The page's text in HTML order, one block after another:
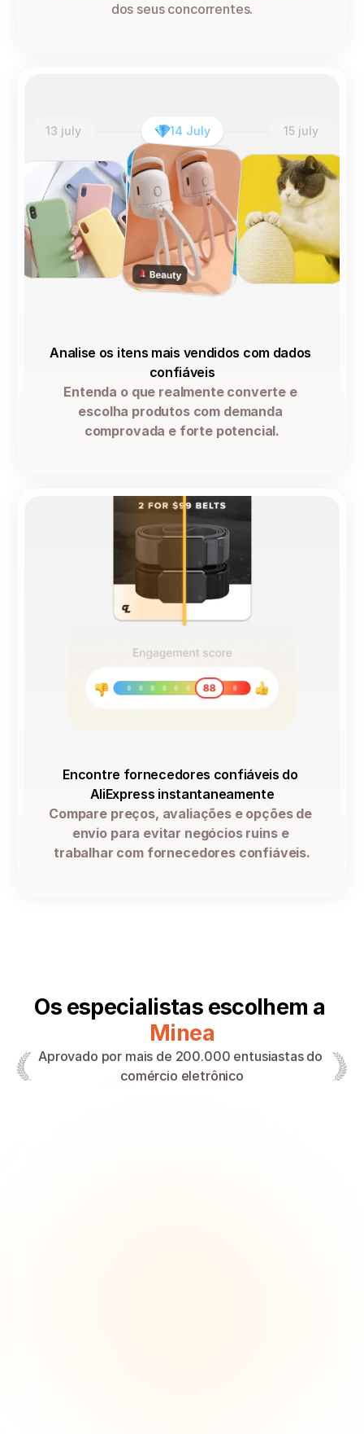
dos seus concorrentes.
13 july 14 July 15 july
Analise os itens mais vendidos com dados
confiáveis
Entenda o que realmente converte e
escolha produtos com demanda
comprovada e forte potencial.
Encontre fornecedores confiáveis do
AliExpress instantaneamente
Compare preços, avaliações e opções de
envio para evitar negócios ruins e
trabalhar com fornecedores confiáveis.
Minea
Aprovado por mais de 200.000 entusiastas do
comércio eletrônico